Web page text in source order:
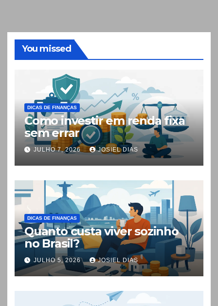
You missed
DICAS DE FINANÇAS
Como investir em renda fixa
sem errar
JULHO 7, 2026 JOSIEL DIAS
DICAS DE FINANÇAS
Quanto custa viver sozinho
no Brasil?
JULHO 5, 2026 JOSIEL DIAS